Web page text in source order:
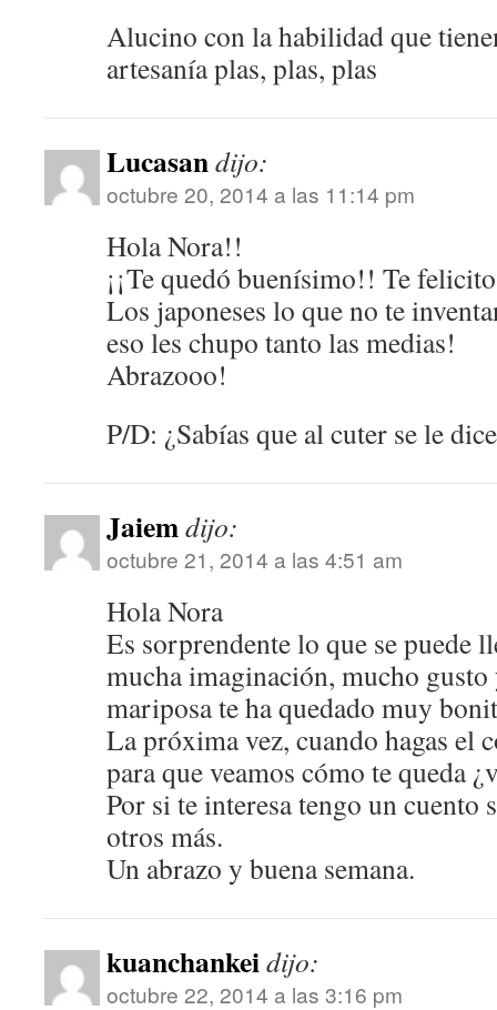
Alucino con la habilidad que
artesanía plas, plas, plas
Lucasandijo:
octubre 20, 2014 a las 11:14 pm
Hola Nora!!
¡¡Te quedó buenísimo!! Te
Los japoneses lo que no te
eso les chupo tanto las medias!
Abrazooo!
P/D: ¿Sabías que al cuter se le
Jaiemdijo:
octubre 21, 2014 a las 4:51 am
Hola Nora
Es sorprendente lo que se puede
mucha imaginación, mucho gusto
mariposa te ha quedado muy
La próxima vez, cuando hagas el
para que veamos cómo te queda
Por si te interesa tengo un cuento
otros más.
Un abrazo y buena semana.
kuanchankeidijo:
octubre 22, 2014 a las 3:16 pm